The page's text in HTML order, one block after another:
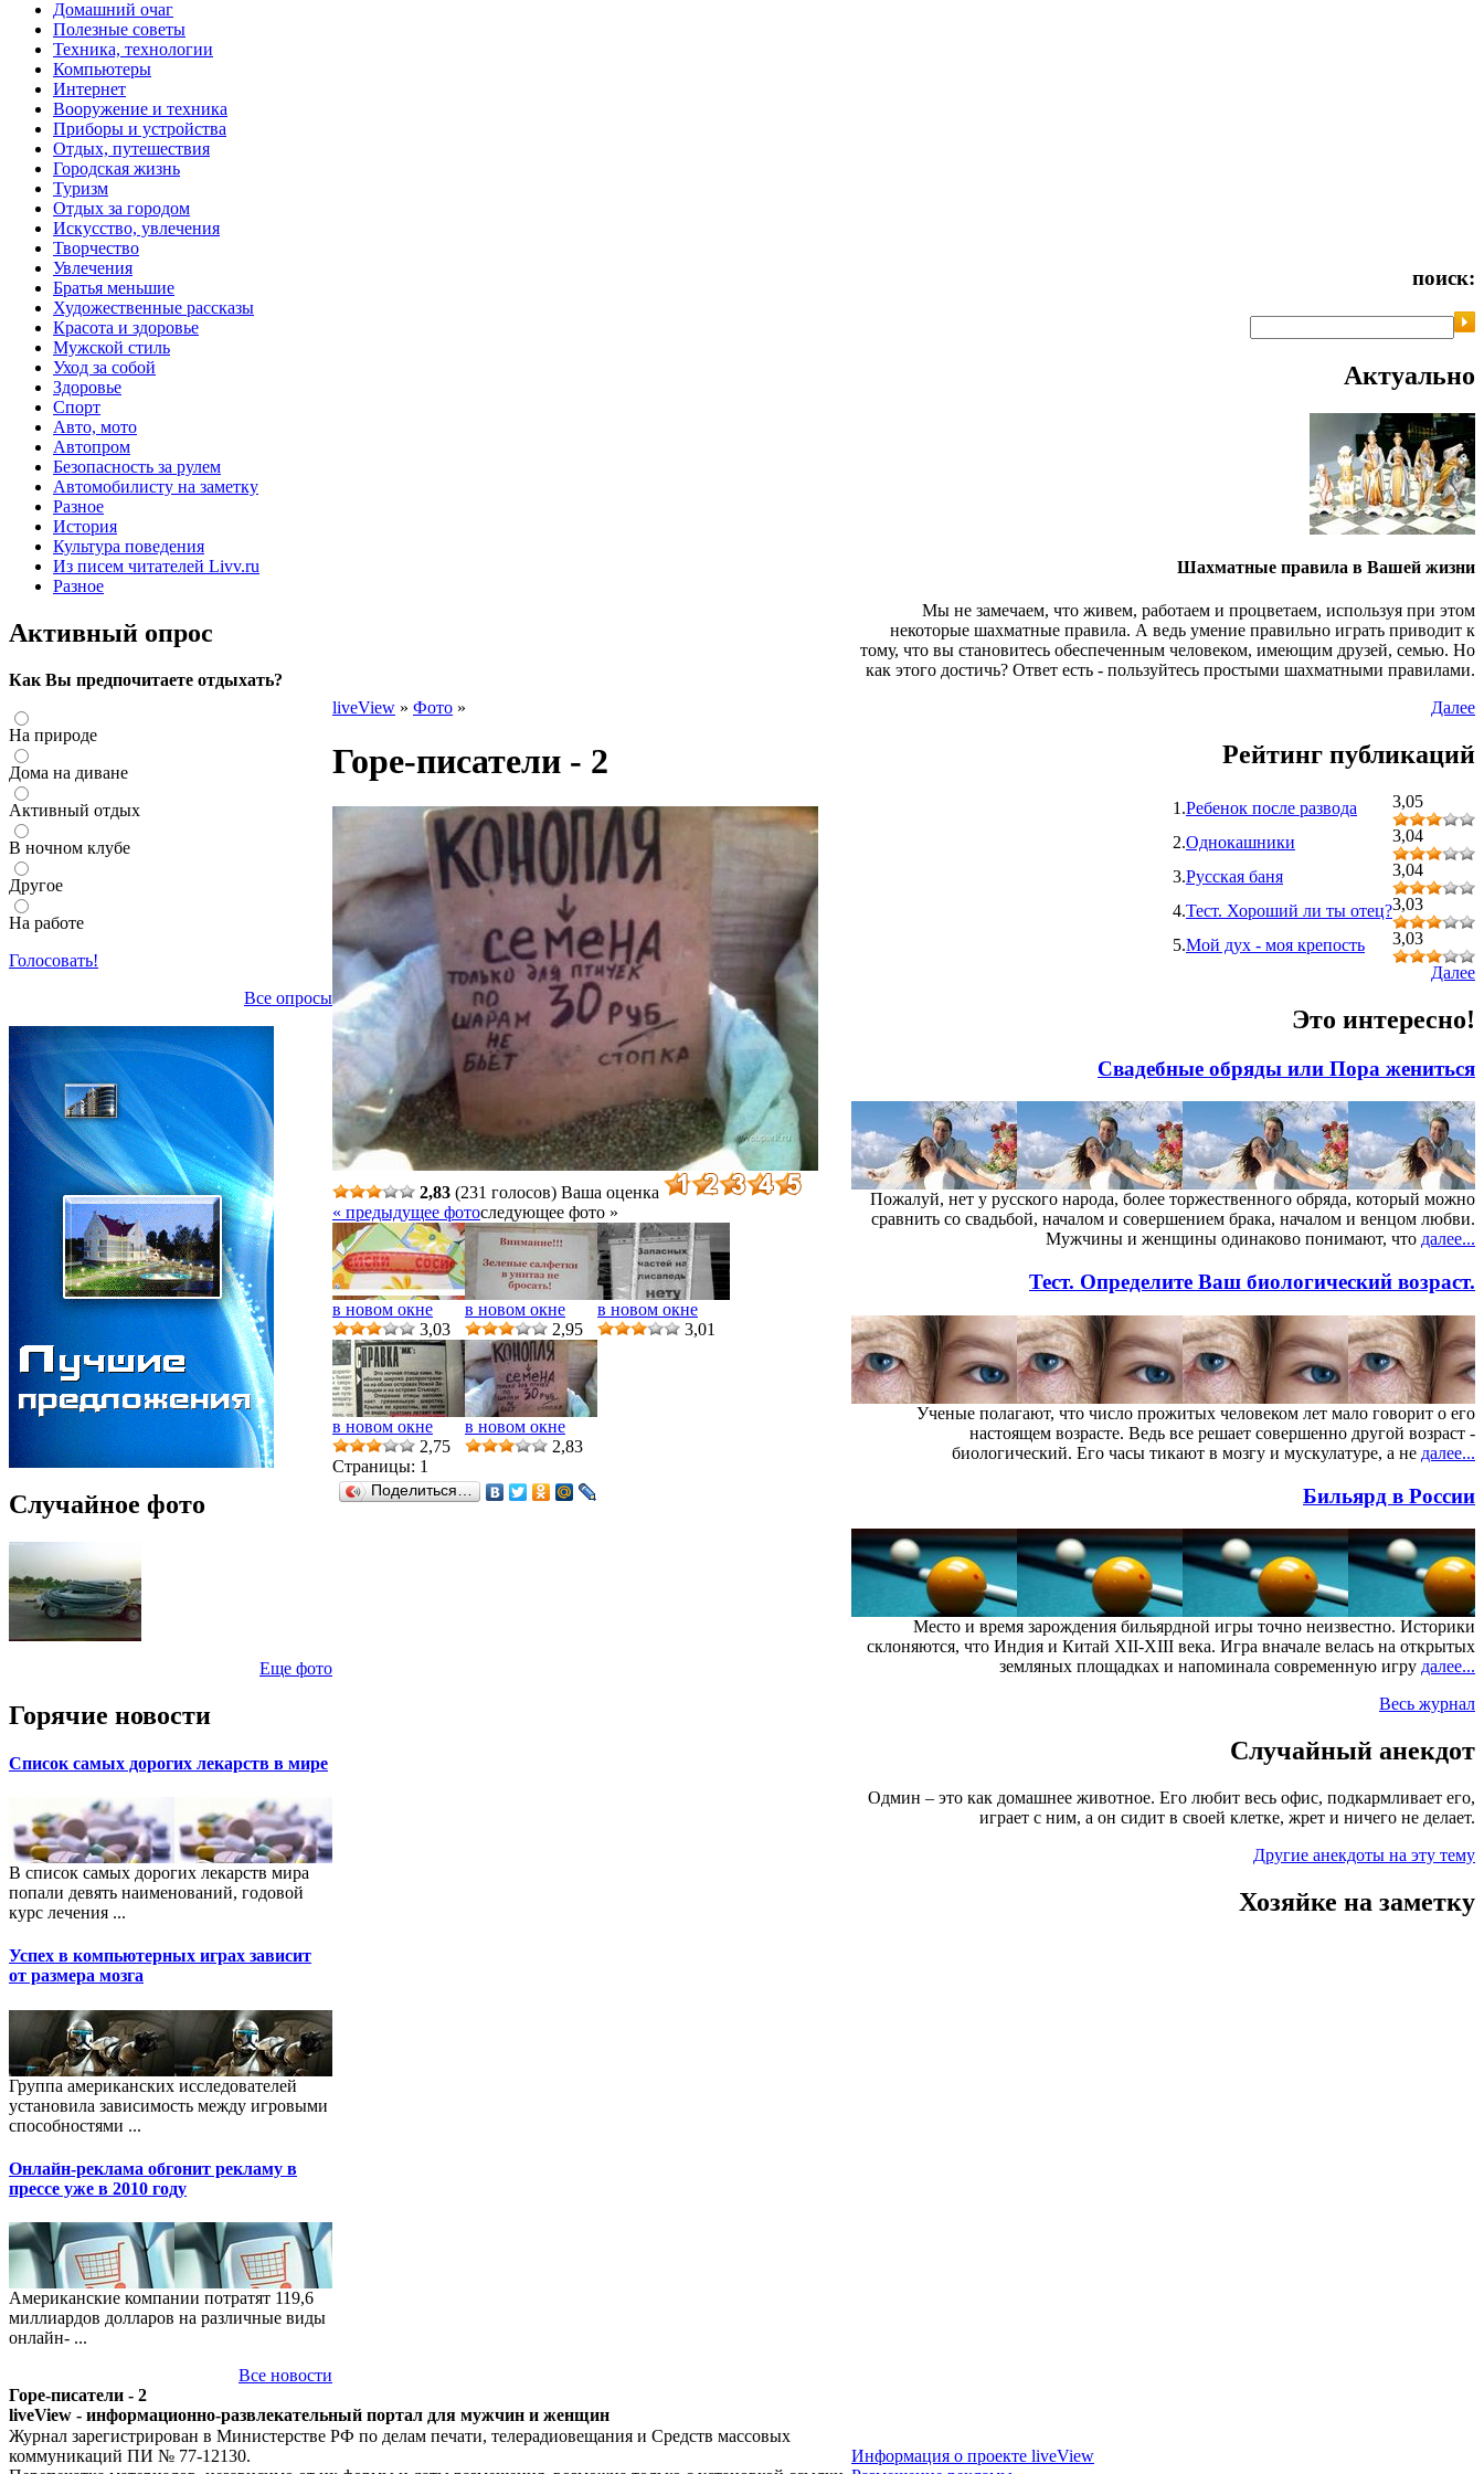
Домашний очаг
Полезные советы
Техника, технологии
Компьютеры
Интернет
Вооружение и техника
Приборы и устройства
Отдых, путешествия
Городская жизнь
Туризм
Отдых за городом
Искусство, увлечения
Творчество
Увлечения
Братья меньшие
Художественные рассказы
Красота и здоровье
Мужской стиль
Уход за собой
Здоровье
Спорт
Авто, мото
Автопром
Безопасность за рулем
Автомобилисту на заметку
Разное
История
Культура поведения
Из писем читателей Livv.ru
Разное
Активный опрос
Как Вы предпочитаете отдыхать?
На природе
Дома на диване
Активный отдых
В ночном клубе
Другое
На работе
Голосовать!
Все опросы
Случайное фото
Еще фото
Горячие новости
Список самых дорогих лекарств в мире
В список самых дорогих лекарств мира
попали девять наименований, годовой
курс лечения ...
Успех в компьютерных играх зависит
от размера мозга
Группа американских исследователей
установила зависимость между игровыми
способностями ...
Онлайн-реклама обгонит рекламу в
прессе уже в 2010 году
Американские компании потратят 119,6
миллиардов долларов на различные виды
онлайн- ...
Все новости
liveView » Фото »
Горе-писатели - 2
2,83 (231 голосов) Ваша оценка
« предыдущее фотоследующее фото »
в новом окне
3,03
в новом окне
2,95
в новом окне
3,01
в новом окне
2,75
в новом окне
2,83
Страницы: 1
Поделиться…
поиск:
Актуально
Шахматные правила в Вашей жизни
Мы не замечаем, что живем, работаем и процветаем, используя при этом
некоторые шахматные правила. А ведь умение правильно играть приводит к
тому, что вы становитесь обеспеченным человеком, имеющим друзей, семью. Но
как этого достичь? Ответ есть - пользуйтесь простыми шахматными правилами.
Далее
Рейтинг публикаций
1.Ребенок после развода 3,05
2.Однокашники 3,04
3.Русская баня 3,04
4.Тест. Хороший ли ты отец?3,03
5.Мой дух - моя крепость
3,03
Далее
Это интересно!
Свадебные обряды или Пора жениться
Пожалуй, нет у русского народа, более торжественного обряда, который можно
сравнить со свадьбой, началом и совершением брака, началом и венцом любви.
Мужчины и женщины одинаково понимают, что далее...
Тест. Определите Ваш биологический возраст.
Ученые полагают, что число прожитых человеком лет мало говорит о его
настоящем возрасте. Ведь все решает совершенно другой возраст -
биологический. Его часы тикают в мозгу и мускулатуре, а не далее...
Бильярд в России
Место и время зарождения бильярдной игры точно неизвестно. Историки
склоняются, что Индия и Китай XII-XIII века. Игра вначале велась на открытых
земляных площадках и напоминала современную игру далее...
Весь журнал
Случайный анекдот
Одмин – это как домашнее животное. Его любит весь офис, подкармливает его,
играет с ним, а он сидит в своей клетке, жрет и ничего не делает.
Другие анекдоты на эту тему
Хозяйке на заметку
Горе-писатели - 2
liveView - информационно-развлекательный портал для мужчин и женщин
Журнал зарегистрирован в Министерстве РФ по делам печати, телерадиовещания и Средств массовых
коммуникаций ПИ № 77-12130.
Информация о проекте liveView